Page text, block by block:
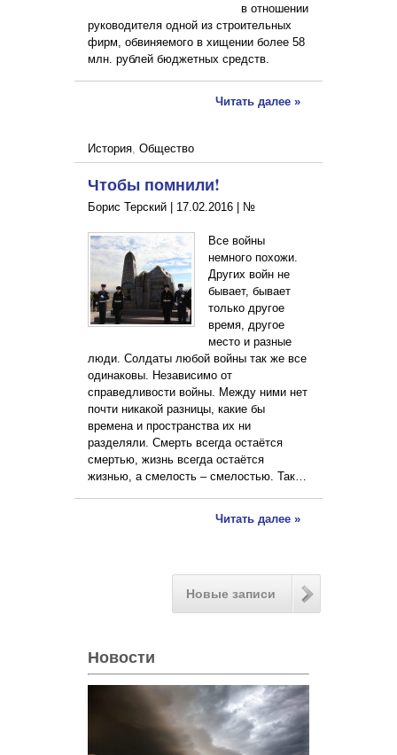
в отношении
руководителя одной из строительных
фирм, обвиняемого в хищении более 58
млн. рублей бюджетных средств.
Читать далее »
История, Общество
Чтобы помнили!
Борис Терский | 17.02.2016 №
Все войны
немного похожи.
Других войн не
бывает, бывает
только другое
время, другое
место и разные
люди. Солдаты любой войны так же все
одинаковы. Независимо от
справедливости войны. Между ними нет
почти никакой разницы, какие бы
времена и пространства их ни
разделяли. Смерть всегда остаётся
смертью, жизнь всегда остаётся
жизнью, а смелость – смелостью. Так…
Читать далее »
Новые записи
Новости